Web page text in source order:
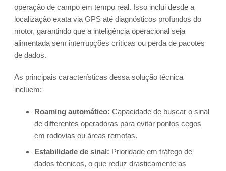
operação de campo em tempo real. Isso inclui desde a
localização exata via GPS até diagnósticos profundos do
motor, garantindo que a inteligência operacional seja
alimentada sem interrupções críticas ou perda de pacotes
de dados.
As principais características dessa solução técnica
incluem:
Roaming automático: Capacidade de buscar o sinal
de differentes operadoras para evitar pontos cegos
em rodovias ou áreas remotas.
Estabilidade de sinal: Prioridade em tráfego de
dados técnicos, o que reduz drasticamente as